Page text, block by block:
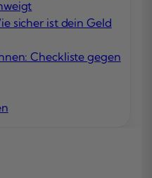
sicher ist dein Geld
Checkliste gegen